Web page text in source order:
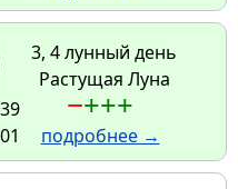
3, 4 лунный день
Растущая Луна
−+++
подробнее →